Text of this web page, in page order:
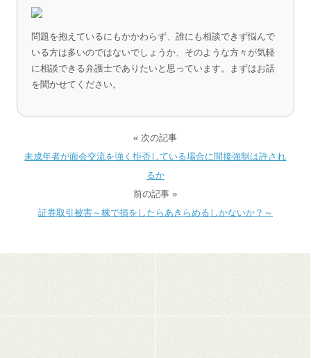
問題を抱えているにもかかわらず、誰にも相談できず悩んで
いる方は多いのではないでしょうか、そのような方々が気軽
に相談できる弁護士でありたいと思っています。まずはお話
を聞かせてください。
« 次の記事
未成年者が面会交流を強く拒否している場合に間接強制は許され
るか
前の記事 »
証券取引被害～株で損をしたらあきらめるしかないか？～